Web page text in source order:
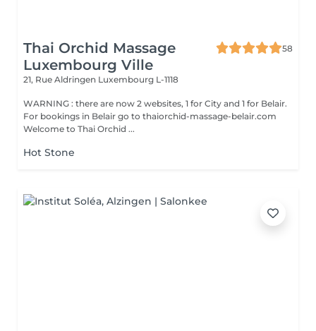
Thai Orchid Massage
Luxembourg Ville
58
21, Rue Aldringen Luxembourg L-1118
WARNING : there are now 2 websites, 1 for City and 1 for Belair.
For bookings in Belair go to thaiorchid-massage-belair.com
Welcome to Thai Orchid ...
Hot Stone